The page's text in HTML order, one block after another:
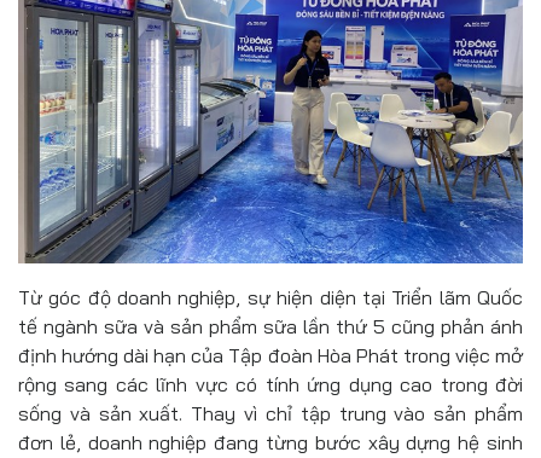
Từ góc độ doanh nghiệp, sự hiện diện tại Triển lãm Quốc
tế ngành sữa và sản phẩm sữa lần thứ 5 cũng phản ánh
định hướng dài hạn của Tập đoàn Hòa Phát trong việc mở
rộng sang các lĩnh vực có tính ứng dụng cao trong đời
sống và sản xuất. Thay vì chỉ tập trung vào sản phẩm
đơn lẻ, doanh nghiệp đang từng bước xây dựng hệ sinh